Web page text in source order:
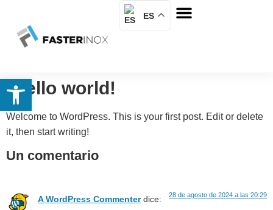
Abrir barra de herramientas
ES
Hello world!
Welcome to WordPress. This is your first post. Edit or delete
it, then start writing!
Un comentario
A WordPress Commenter dice: 28 de agosto de 2024 a las 20:29